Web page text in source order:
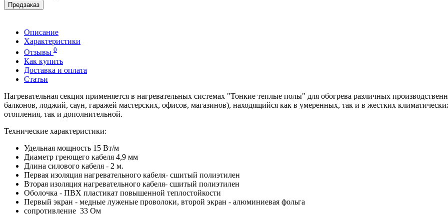
Предзаказ
Описание
Характеристики
Отзывы 0
Как купить
Доставка и оплата
Статьи
Нагревательная секция применяется в нагревательных системах "Тонкие теплые полы" для обогрева различных
балконов, лоджий, саун, гаражей мастерских, офисов, магазинов), находящийся как в умеренных, так и в жестких
отопления, так и дополнительной.
Технические характеристики:
Удельная мощность 15 Вт/м
Диаметр греющего кабеля 4,9 мм
Длина силового кабеля - 2 м.
Первая изоляция нагревательного кабеля- сшитый полиэтилен
Вторая изоляция нагревательного кабеля- сшитый полиэтилен
Оболочка - ПВХ пластикат повышенной теплостойкости
Первый экран - медные луженые проволоки, второй экран - алюминиевая фольга
сопротивление 33 Ом